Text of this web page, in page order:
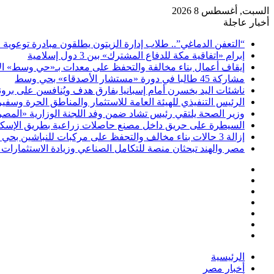
السبت, أغسطس 8 2026
أخبار عاجلة
“التعفن الدماغي”.. طلاب إدارة الزيتون يطلقون مبادرة
إبرام «اتفاقية مكة للدفاع المشترك» بين 3 دول إسلامية
إيقاف أعمال بناء مخالفة والتحفظ على معدات بـ«حي وسط»
مشاركة 45 طالبا في دورة «مستشار الأصدقاء» بحي وسط
ناشئات اليد يخسرن أمام إسبانيا بفارق هدف ويُنافسن على
الرئيس التنفيذي للهيئة العامة للاستثمار والمناطق الحرة
وزير الصحة يلتقي رئيس تشاد ضمن وفد اللجنة الوزارية
السيطرة على حريق داخل مصنع حاصلات زراعية بطريق
إزالة 3 حالات بناء مخالف والتحفظ على مركبات للنباشين بحي العامرية أول بالإسكندرية
مصر والهند تبحثان منصة للتكامل الصناعي وزيادة الاستثمارات
جانبي
الرئيسية
أخبار مصر